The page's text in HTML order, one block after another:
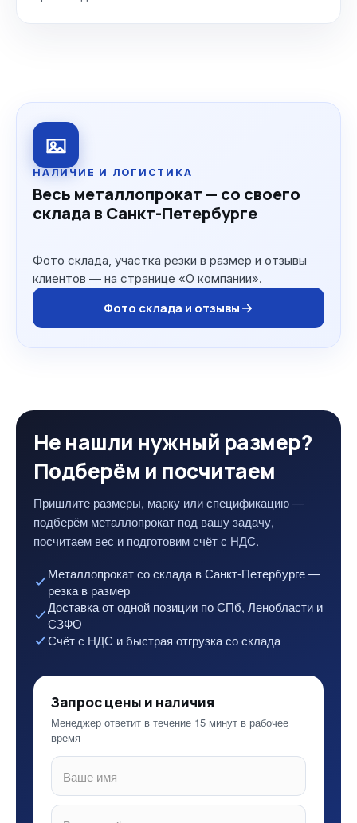
НАЛИЧИЕ И ЛОГИСТИКА
Весь металлопрокат — со своего
склада в Санкт-Петербурге
Фото склада, участка резки в размер и отзывы
клиентов — на странице «О компании».
Фото склада и отзывы
Не нашли нужный размер?
Подберём и посчитаем
Пришлите размеры, марку или спецификацию —
подберём металлопрокат под вашу задачу,
посчитаем вес и подготовим счёт с НДС.
Металлопрокат со склада в Санкт-Петербурге —
резка в размер
Доставка от одной позиции по СПб, Ленобласти и
СЗФО
Счёт с НДС и быстрая отгрузка со склада
Запрос цены и наличия
Менеджер ответит в течение 15 минут в рабочее
время